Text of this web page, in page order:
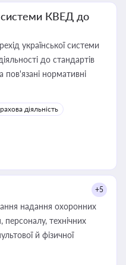
системи КВЕД до
української системи
до стандартів
нормативні
діяльність
+5
надання охоронних
персоналу, технічних
й фізичної